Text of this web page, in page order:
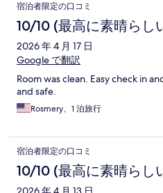
宿泊者限定の口コミ
10/10 (最高に素晴らし
2026 年 4 月 17 日
Google で翻訳
Room was clean. Easy check in
and safe.
Rosmery、1 泊旅行
宿泊者限定の口コミ
10/10 (最高に素晴らし